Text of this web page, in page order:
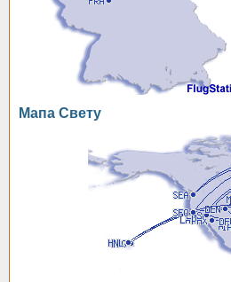
Мапа Свету